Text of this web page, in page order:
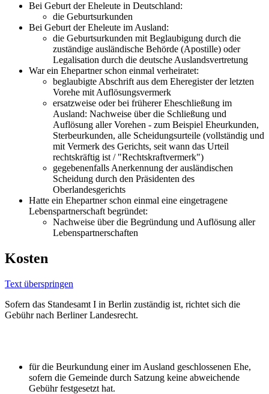
Bei Geburt der Eheleute in Deutschland:
die Geburtsurkunden
Bei Geburt der Eheleute im Ausland:
die Geburtsurkunden mit Beglaubigung durch die
zuständige ausländische Behörde (Apostille) oder
Legalisation durch die deutsche Auslandsvertretung
War ein Ehepartner schon einmal verheiratet:
beglaubigte Abschrift aus dem Eheregister der letzten
Vorehe mit Auflösungsvermerk
ersatzweise oder bei früherer Eheschließung im
Ausland: Nachweise über die Schließung und
Auflösung aller Vorehen - zum Beispiel Eheurkunden,
Sterbeurkunden, alle Scheidungsurteile (vollständig und
mit Vermerk des Gerichts, seit wann das Urteil
rechtskräftig ist / "Rechtskraftvermerk")
gegebenenfalls Anerkennung der ausländischen
Scheidung durch den Präsidenten des
Oberlandesgerichts
Hatte ein Ehepartner schon einmal eine eingetragene
Lebenspartnerschaft begründet:
Nachweise über die Begründung und Auflösung aller
Lebenspartnerschaften
Kosten
Text überspringen
Sofern das Standesamt I in Berlin zuständig ist, richtet sich die
Gebühr nach Berliner Landesrecht.
für die Beurkundung einer im Ausland geschlossenen Ehe,
sofern die Gemeinde durch Satzung keine abweichende
Gebühr festgesetzt hat.